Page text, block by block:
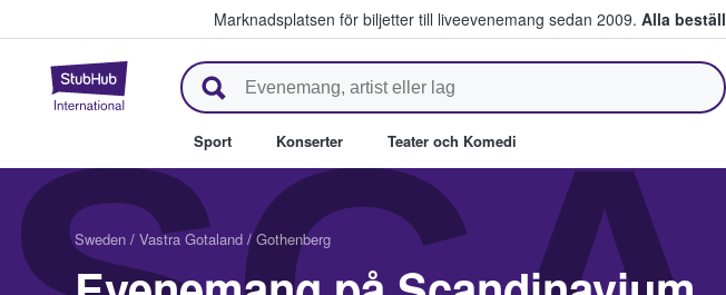
Marknadsplatsen för biljetter till liveevenemang sedan 2009. Alla
StubHub – där fans köper och säljer biljetter.
Sport Konserter Teater och Komedi
Sweden / Vastra Gotaland / Gothenberg